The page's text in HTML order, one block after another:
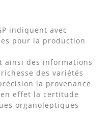
indiquent avec
pour la production
ainsi des informations
des variétés
la provenance
effet la certitude
organoleptiques